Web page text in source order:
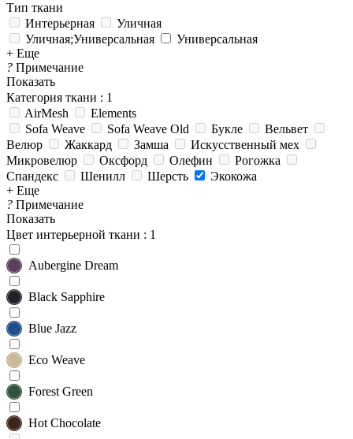
Тип ткани
Интерьерная
Уличная
Уличная;Универсальная
Универсальная
+ Еще
? Примечание
Показать
Категория ткани : 1
AirMesh
Elements
Sofa Weave
Sofa Weave Old Букле
Вельвет
Велюр
Жаккард Замша
Искусственный мех
Микровелюр
Оксфорд Олефин
Рогожка
Спандекс
Шенилл Шерсть
Экокожа
+ Еще
? Примечание
Показать
Цвет интерьерной ткани : 1
Aubergine Dream
Black Sapphire
Blue Jazz
Eco Weave
Forest Green
Hot Chocolate